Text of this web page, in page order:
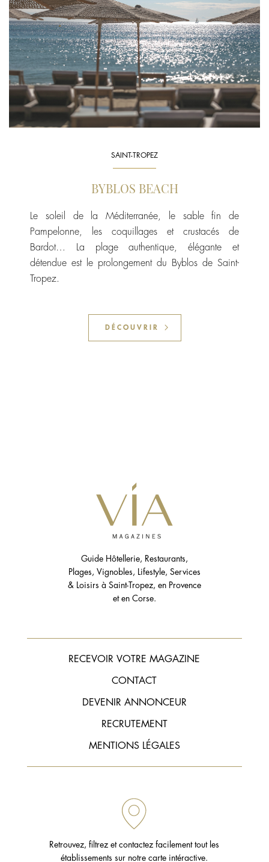
SAINT-TROPEZ
BYBLOS BEACH
Le soleil de la Méditerranée, le sable fin de
Pampelonne, les coquillages et crustacés de
Bardot… La plage authentique, élégante et
détendue est le prolongement du Byblos de Saint-
Tropez.
DÉCOUVRIR
Guide Hôtellerie, Restaurants,
Plages, Vignobles, Lifestyle, Services
& Loisirs à Saint-Tropez, en Provence
et en Corse.
RECEVOIR VOTRE MAGAZINE
CONTACT
DEVENIR ANNONCEUR
RECRUTEMENT
MENTIONS LÉGALES
Retrouvez, filtrez et contactez facilement tout les
établissements sur notre carte intéractive.